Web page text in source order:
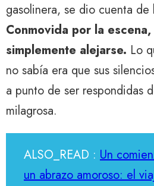
gasolinera, se dio cuenta de
Conmovida por la
simplemente alejarse. Lo
no sabía era que sus
a punto de ser respondidas
milagrosa.
ALSO_READ : Un
un abrazo amoroso: el